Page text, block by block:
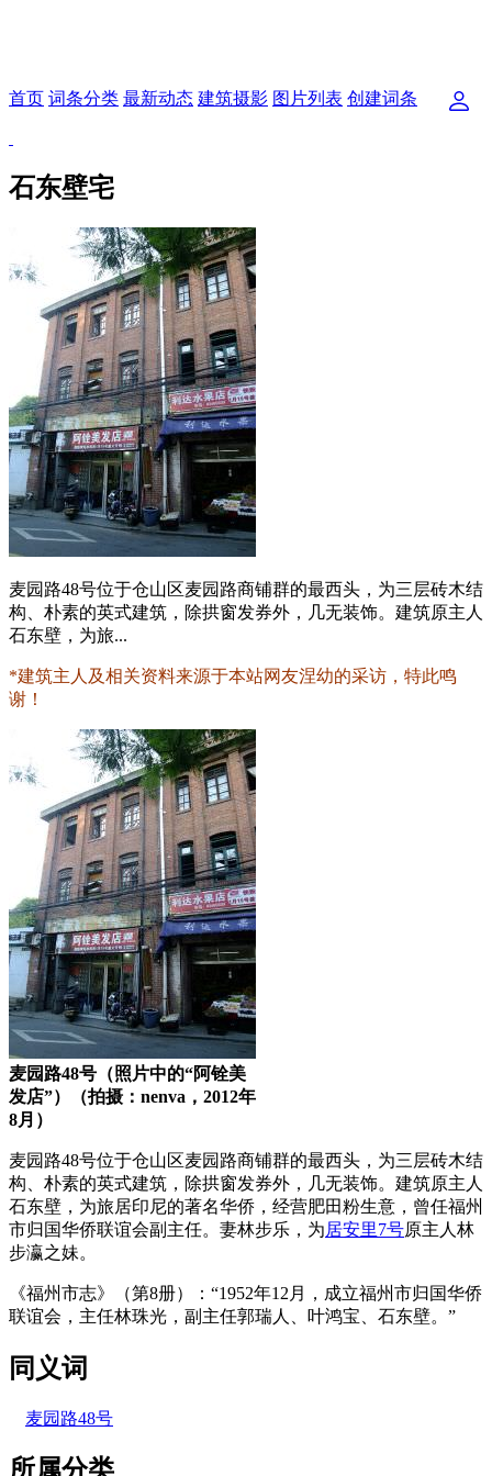
首页 词条分类 最新动态 建筑摄影 图片列表 创建词条
石东壁宅
麦园路48号位于仓山区麦园路商铺群的最西头，为三层砖木结
构、朴素的英式建筑，除拱窗发券外，几无装饰。建筑原主人
石东壁，为旅...
*建筑主人及相关资料来源于本站网友涅幼的采访，特此鸣
谢！
麦园路48号（照片中的“阿铨美
发店”）（拍摄：nenva，2012年
8月）
麦园路48号位于仓山区麦园路商铺群的最西头，为三层砖木结
构、朴素的英式建筑，除拱窗发券外，几无装饰。建筑原主人
石东壁，为旅居印尼的著名华侨，经营肥田粉生意，曾任福州
市归国华侨联谊会副主任。妻林步乐，为居安里7号原主人林
步瀛之妹。
《福州市志》（第8册）：“1952年12月，成立福州市归国华侨
联谊会，主任林珠光，副主任郭瑞人、叶鸿宝、石东壁。”
同义词
麦园路48号
所属分类